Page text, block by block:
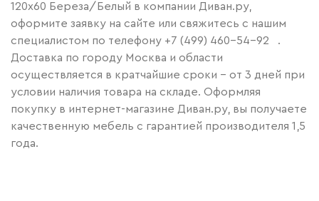
120x60 Береза/Белый в компании Диван.ру,
оформите заявку на сайте или свяжитесь с нашим
специалистом по телефону +7 (499) 460-54-92
.
Доставка по городу Москва и области
осуществляется в кратчайшие сроки – от 3 дней при
условии наличия товара на складе. Оформляя
покупку в интернет-магазине Диван.ру, вы получаете
качественную мебель с гарантией производителя 1,5
года.